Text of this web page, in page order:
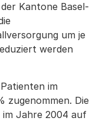
Kantone Basel-
um je
werden
im
zugenommen. Die
im Jahre 2004 auf